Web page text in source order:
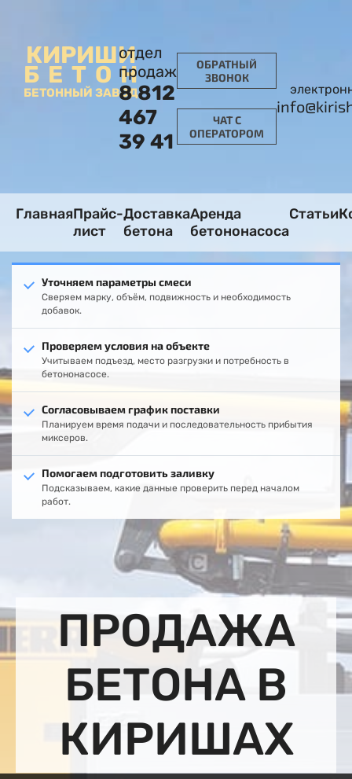
КИРИШИ
БЕТОН
БЕТОННЫЙ ЗАВОД
отдел
продаж
8 812
467
39 41
ОБРАТНЫЙ
ЗВОНОК
ЧАТ С
ОПЕРАТОРОМ
ГлавнаяПрайс-
лист
Доставка
бетона
Аренда
бетононасоса
Статьи
Уточняем параметры смеси
Сверяем марку, объём, подвижность и необходимость
добавок.
Проверяем условия на объекте
Учитываем подъезд, место разгрузки и потребность в
бетононасосе.
Согласовываем график поставки
Планируем время подачи и последовательность прибытия
миксеров.
Помогаем подготовить заливку
Подсказываем, какие данные проверить перед началом
работ.
ПРОДАЖА
БЕТОНА В
КИРИШАХ